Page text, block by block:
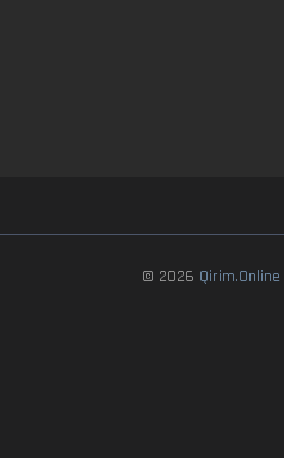
© 2026 Qirim.Online